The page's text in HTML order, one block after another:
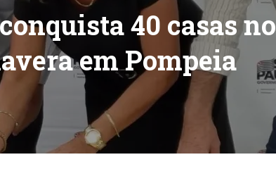
40 casas no
em Pompeia